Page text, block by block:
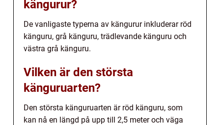
kängurur?
De vanligaste typerna av kängurur inkluderar röd
känguru, grå känguru, trädlevande känguru och
västra grå känguru.
Vilken är den största
känguruarten?
Den största känguruarten är röd känguru, som
kan nå en längd på upp till 2,5 meter och väga